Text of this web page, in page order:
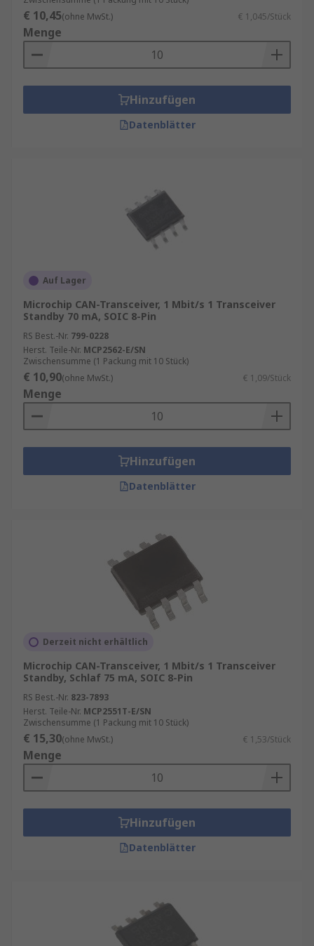
€ 10,45(ohne MwSt.) € 1,045/Stück
Menge
Hinzufügen
Datenblätter
Auf Lager
Microchip CAN-Transceiver, 1 Mbit/s 1 Transceiver
Standby 70 mA, SOIC 8-Pin
RS Best.-Nr. 799-0228
Herst. Teile-Nr. MCP2562-E/SN
Zwischensumme (1 Packung mit 10 Stück)
€ 10,90(ohne MwSt.) € 1,09/Stück
Menge
Hinzufügen
Datenblätter
Derzeit nicht erhältlich
Microchip CAN-Transceiver, 1 Mbit/s 1 Transceiver
Standby, Schlaf 75 mA, SOIC 8-Pin
RS Best.-Nr. 823-7893
Herst. Teile-Nr. MCP2551T-E/SN
Zwischensumme (1 Packung mit 10 Stück)
€ 15,30(ohne MwSt.) € 1,53/Stück
Menge
Hinzufügen
Datenblätter